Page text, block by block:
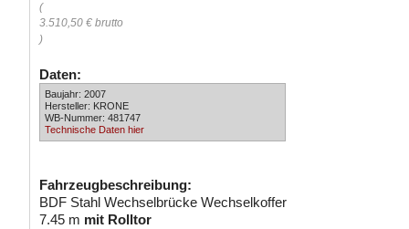
(
3.510,50 € brutto
)
Daten:
Baujahr: 2007
Hersteller: KRONE
WB-Nummer: 481747
Technische Daten hier
Fahrzeugbeschreibung:
BDF Stahl Wechselbrücke Wechselkoffer
7.45 m mit Rolltor